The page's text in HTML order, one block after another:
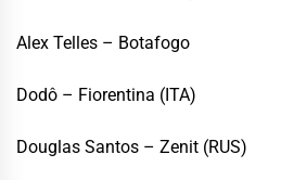
Alex Telles – Botafogo
Dodô – Fiorentina (ITA)
Douglas Santos – Zenit (RUS)